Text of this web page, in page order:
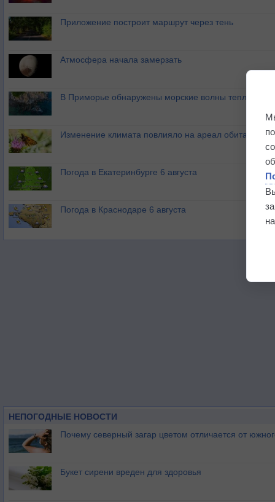
Приложение построит маршрут через тень
Атмосфера начала замерзать
В Приморье обнаружены морские волны тепла
Изменение климата повлияло на ареал обитания
Погода в Екатеринбурге 6 августа
Погода в Краснодаре 6 августа
НЕПОГОДНЫЕ НОВОСТИ
Почему северный загар цветом отличается от
Букет сирени вреден для здоровья